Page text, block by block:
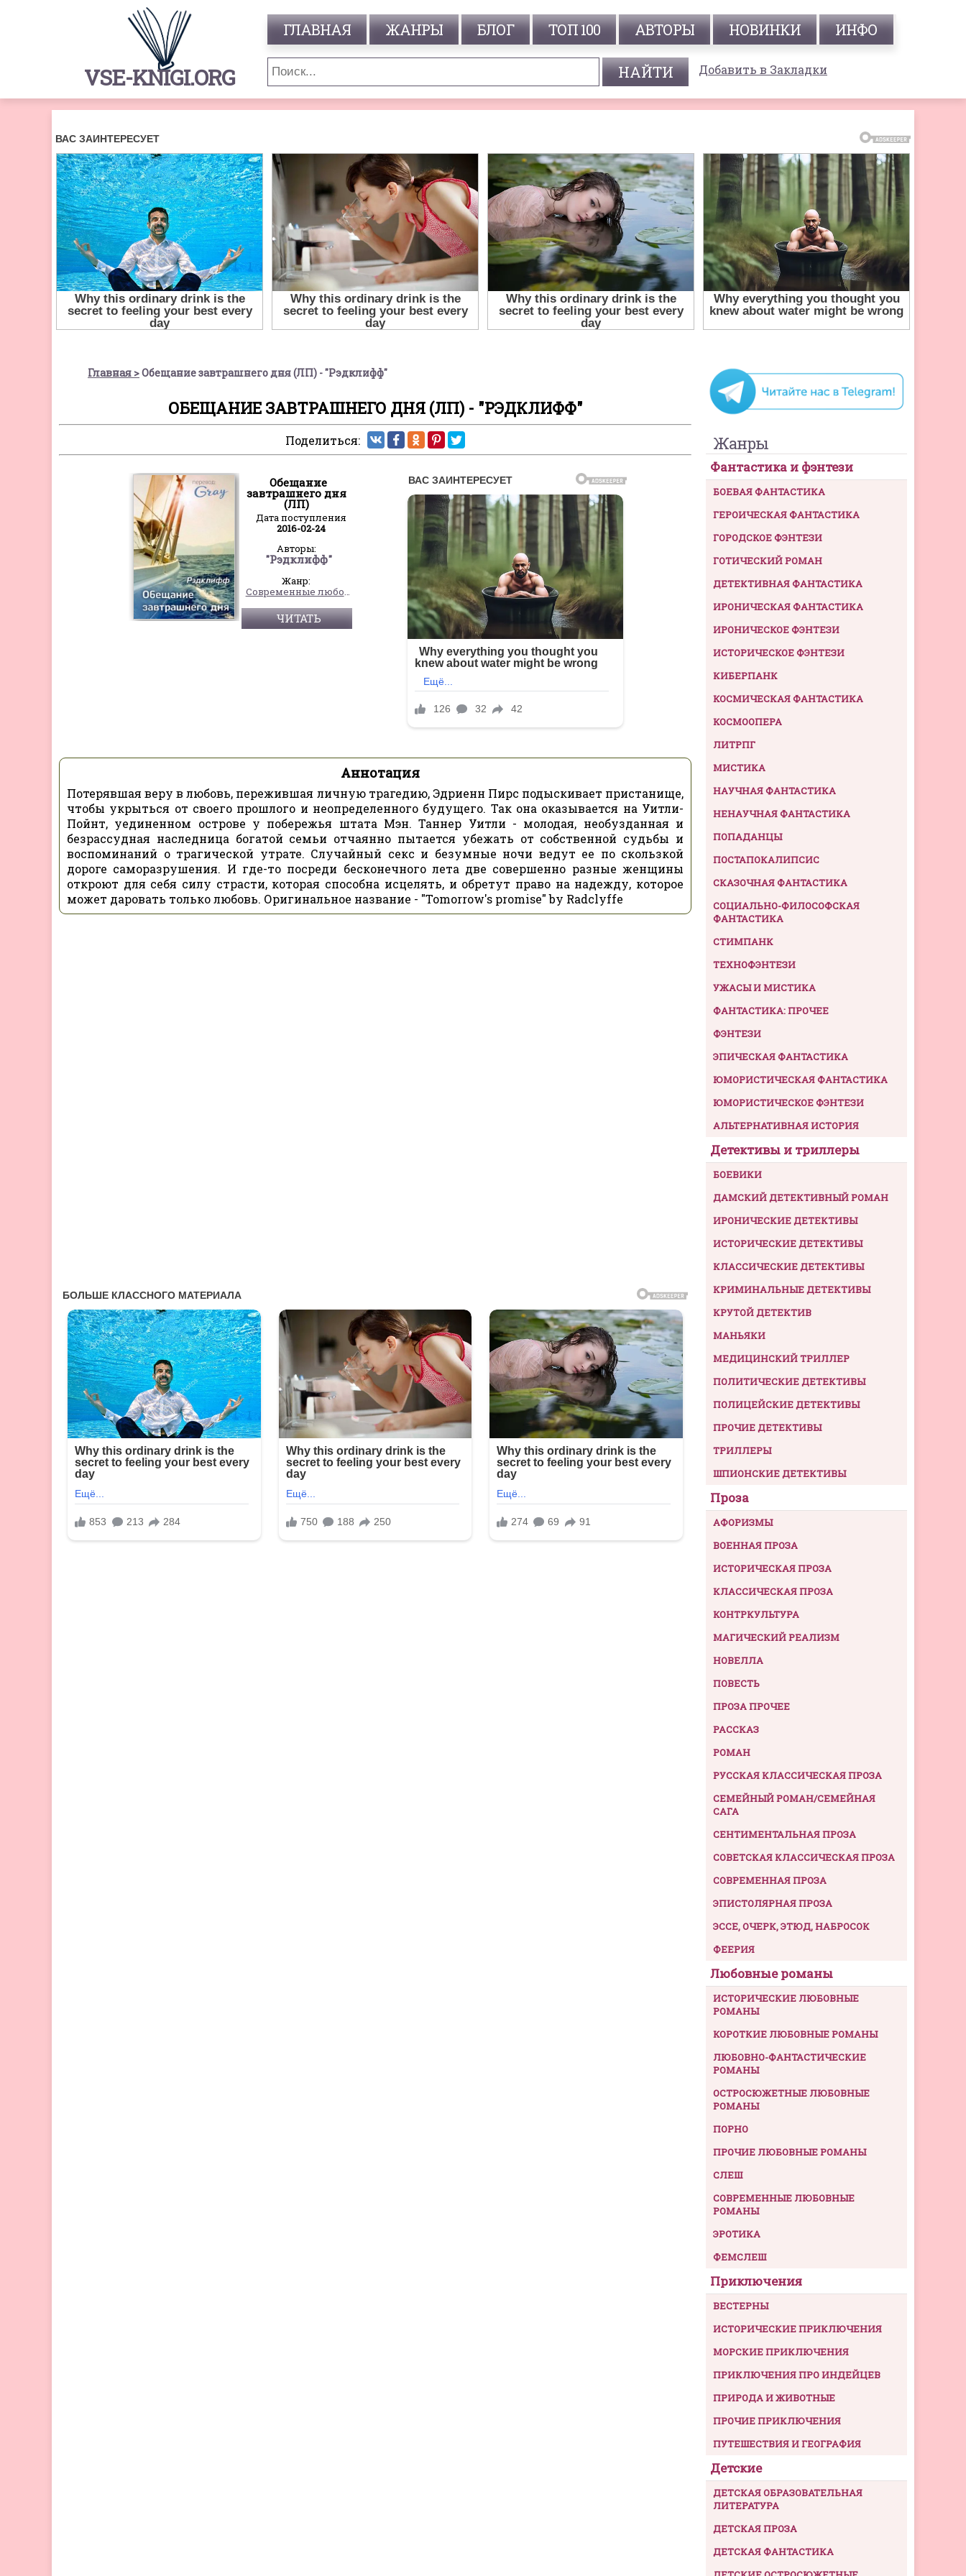
VSE-KNIGI.ORG
ГЛАВНАЯ ЖАНРЫ БЛОГ ТОП 100 АВТОРЫ НОВИНКИ ИНФО
Добавить в Закладки
Главная Обещание завтрашнего дня (ЛП) - "Рэдклифф"
ОБЕЩАНИЕ ЗАВТРАШНЕГО ДНЯ (ЛП) - "РЭДКЛИФФ"
Поделиться:
Обещание
завтрашнего дня
(ЛП)
Дата поступления
2016-02-24
Авторы:
"Рэдклифф"
Жанр:
Современные любовные романы
ЧИТАТЬ
Аннотация
Потерявшая веру в любовь, пережившая личную трагедию, Эдриенн Пирс подыскивает пристанище,
чтобы укрыться от своего прошлого и неопределенного будущего. Так она оказывается на Уитли-
Пойнт, уединенном острове у побережья штата Мэн. Таннер Уитли - молодая, необузданная и
безрассудная наследница богатой семьи отчаянно пытается убежать от собственной судьбы и
воспоминаний о трагической утрате. Случайный секс и безумные ночи ведут ее по скользкой
дороге саморазрушения. И где-то посреди бесконечного лета две совершенно разные женщины
откроют для себя силу страсти, которая способна исцелять, и обретут право на надежду, которое
может даровать только любовь. Оригинальное название - "Tomorrow's promise" by Radclyffe
Жанры
Фантастика и фэнтези
БОЕВАЯ ФАНТАСТИКА
ГЕРОИЧЕСКАЯ ФАНТАСТИКА
ГОРОДСКОЕ ФЭНТЕЗИ
ГОТИЧЕСКИЙ РОМАН
ДЕТЕКТИВНАЯ ФАНТАСТИКА
ИРОНИЧЕСКАЯ ФАНТАСТИКА
ИРОНИЧЕСКОЕ ФЭНТЕЗИ
ИСТОРИЧЕСКОЕ ФЭНТЕЗИ
КИБЕРПАНК
КОСМИЧЕСКАЯ ФАНТАСТИКА
КОСМООПЕРА
ЛИТРПГ
МИСТИКА
НАУЧНАЯ ФАНТАСТИКА
НЕНАУЧНАЯ ФАНТАСТИКА
ПОПАДАНЦЫ
ПОСТАПОКАЛИПСИС
СКАЗОЧНАЯ ФАНТАСТИКА
СОЦИАЛЬНО-ФИЛОСОФСКАЯ
ФАНТАСТИКА
СТИМПАНК
ТЕХНОФЭНТЕЗИ
УЖАСЫ И МИСТИКА
ФАНТАСТИКА: ПРОЧЕЕ
ФЭНТЕЗИ
ЭПИЧЕСКАЯ ФАНТАСТИКА
ЮМОРИСТИЧЕСКАЯ ФАНТАСТИКА
ЮМОРИСТИЧЕСКОЕ ФЭНТЕЗИ
АЛЬТЕРНАТИВНАЯ ИСТОРИЯ
Детективы и триллеры
БОЕВИКИ
ДАМСКИЙ ДЕТЕКТИВНЫЙ РОМАН
ИРОНИЧЕСКИЕ ДЕТЕКТИВЫ
ИСТОРИЧЕСКИЕ ДЕТЕКТИВЫ
КЛАССИЧЕСКИЕ ДЕТЕКТИВЫ
КРИМИНАЛЬНЫЕ ДЕТЕКТИВЫ
КРУТОЙ ДЕТЕКТИВ
МАНЬЯКИ
МЕДИЦИНСКИЙ ТРИЛЛЕР
ПОЛИТИЧЕСКИЕ ДЕТЕКТИВЫ
ПОЛИЦЕЙСКИЕ ДЕТЕКТИВЫ
ПРОЧИЕ ДЕТЕКТИВЫ
ТРИЛЛЕРЫ
ШПИОНСКИЕ ДЕТЕКТИВЫ
Проза
АФОРИЗМЫ
ВОЕННАЯ ПРОЗА
ИСТОРИЧЕСКАЯ ПРОЗА
КЛАССИЧЕСКАЯ ПРОЗА
КОНТРКУЛЬТУРА
МАГИЧЕСКИЙ РЕАЛИЗМ
НОВЕЛЛА
ПОВЕСТЬ
ПРОЗА ПРОЧЕЕ
РАССКАЗ
РОМАН
РУССКАЯ КЛАССИЧЕСКАЯ ПРОЗА
СЕМЕЙНЫЙ РОМАН/СЕМЕЙНАЯ
САГА
СЕНТИМЕНТАЛЬНАЯ ПРОЗА
СОВЕТСКАЯ КЛАССИЧЕСКАЯ ПРОЗА
СОВРЕМЕННАЯ ПРОЗА
ЭПИСТОЛЯРНАЯ ПРОЗА
ЭССЕ, ОЧЕРК, ЭТЮД, НАБРОСОК
ФЕЕРИЯ
Любовные романы
ИСТОРИЧЕСКИЕ ЛЮБОВНЫЕ
РОМАНЫ
КОРОТКИЕ ЛЮБОВНЫЕ РОМАНЫ
ЛЮБОВНО-ФАНТАСТИЧЕСКИЕ
РОМАНЫ
ОСТРОСЮЖЕТНЫЕ ЛЮБОВНЫЕ
РОМАНЫ
ПОРНО
ПРОЧИЕ ЛЮБОВНЫЕ РОМАНЫ
СЛЕШ
СОВРЕМЕННЫЕ ЛЮБОВНЫЕ
РОМАНЫ
ЭРОТИКА
ФЕМСЛЕШ
Приключения
ВЕСТЕРНЫ
ИСТОРИЧЕСКИЕ ПРИКЛЮЧЕНИЯ
МОРСКИЕ ПРИКЛЮЧЕНИЯ
ПРИКЛЮЧЕНИЯ ПРО ИНДЕЙЦЕВ
ПРИРОДА И ЖИВОТНЫЕ
ПРОЧИЕ ПРИКЛЮЧЕНИЯ
ПУТЕШЕСТВИЯ И ГЕОГРАФИЯ
Детские
ДЕТСКАЯ ОБРАЗОВАТЕЛЬНАЯ
ЛИТЕРАТУРА
ДЕТСКАЯ ПРОЗА
ДЕТСКАЯ ФАНТАСТИКА